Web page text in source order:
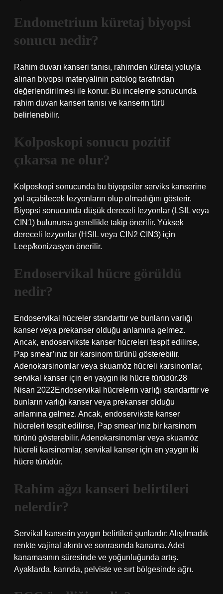
Endometrium küretaj biyopsi
sonucu nedir?
Rahim duvarı kanseri tanısı, rahimden küretaj yoluyla
alınan biyopsi materyalinin patolog tarafından
değerlendirilmesi ile konur. Bu inceleme sonucunda
rahim duvarı kanseri tanısı ve kanserin türü
belirlenebilir.
Kolposkopi sonucu pozitif
çıkarsa ne olur?
Kolposkopi sonucunda bu biyopsiler serviks kanserine
yol açabilecek lezyonların olup olmadığını gösterir.
Biyopsi sonucunda düşük dereceli lezyonlar (LSIL veya
CIN1) bulunursa genellikle takip önerilir. Yüksek
dereceli lezyonlar (HSIL veya CIN2 CIN3) için
Leep/konizasyon önerilir.
Endoservikal hücre görüldü
nedir?
Endoservikal hücreler standarttır ve bunların varlığı
kanser veya prekanser olduğu anlamına gelmez.
Ancak, endoservikste kanser hücreleri tespit edilirse,
Pap smear’ınız bir karsinom türünü gösterebilir.
Adenokarsinomlar veya skuamöz hücreli karsinomlar,
servikal kanser için en yaygın iki hücre türüdür.28
Nisan 2022Endoservikal hücrelerin varlığı standarttır ve
bunların varlığı kanser veya prekanser olduğu
anlamına gelmez. Ancak, endoservikste kanser
hücreleri tespit edilirse, Pap smear’ınız bir karsinom
türünü gösterebilir. Adenokarsinomlar veya skuamöz
hücreli karsinomlar, servikal kanser için en yaygın iki
hücre türüdür.
Rahim ağzı kanseri belirtileri
nelerdir?
Servikal kanserin yaygın belirtileri şunlardır: Alışılmadık
renkte vajinal akıntı ve sonrasında kanama. Adet
kanamasının süresinde ve yoğunluğunda artış.
Ayaklarda, karında, pelviste ve sırt bölgesinde ağrı.